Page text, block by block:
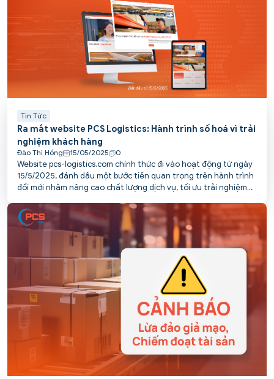
Tin Tức
Ra mắt website PCS Logistics: Hành trình số hoá vì trải
nghiệm khách hàng
Đào Thị Hồng 15/05/2025 0
Website pcs-logistics.com chính thức đi vào hoạt động từ ngày
15/5/2025, đánh dấu một bước tiến quan trọng trên hành trình
đổi mới nhằm nâng cao chất lượng dịch vụ, tối ưu trải nghiệm